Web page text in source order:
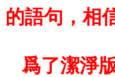
的語句，相
爲了潔淨